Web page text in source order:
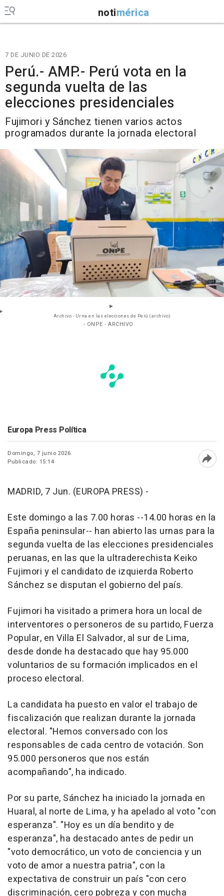
notimérica
7 DE JUNIO DE 2026
Perú.- AMP.- Perú vota en la
segunda vuelta de las
elecciones presidenciales
Fujimori y Sánchez tienen varios actos
programados durante la jornada electoral
Archivo - Urna en las elecciones de Perú (archivo)
- ONPE - ARCHIVO
Europa Press Política
Domingo, 7 junio 2026
Publicado: 15:14
MADRID, 7 Jun. (EUROPA PRESS) -
Este domingo a las 7.00 horas --14.00 horas en la
España peninsular-- han abierto las urnas para la
segunda vuelta de las elecciones presidenciales
peruanas, en las que la ultraderechista Keiko
Fujimori y el candidato de izquierda Roberto
Sánchez se disputan el gobierno del país.
Fujimori ha visitado a primera hora un local de
interventores o personeros de su partido, Fuerza
Popular, en Villa El Salvador, al sur de Lima,
desde donde ha destacado que hay 95.000
voluntarios de su formación implicados en el
proceso electoral.
La candidata ha puesto en valor el trabajo de
fiscalización que realizan durante la jornada
electoral. "Hemos conversado con los
responsables de cada centro de votación. Son
95.000 personeros que nos están
acompañando", ha indicado.
Por su parte, Sánchez ha iniciado la jornada en
Huaral, al norte de Lima, y ha apelado al voto "con
esperanza". "Hoy es un día bendito y de
esperanza", ha destacado antes de pedir un
"voto democrático, un voto de conciencia y un
voto de amor a nuestra patria", con la
expectativa de construir un país "con cero
discriminación, cero pobreza y con mucha